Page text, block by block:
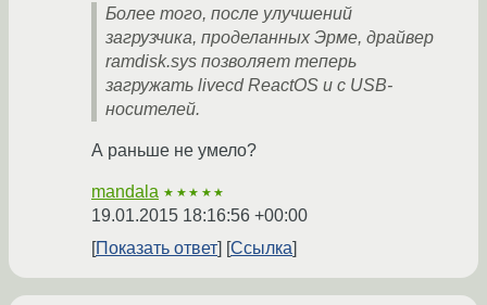
Более того, после улучшений
загрузчика, проделанных Эрме, драйвер
ramdisk.sys позволяет теперь
загружать livecd ReactOS и c USB-
носителей.
А раньше не умело?
mandala ★★★★★
19.01.2015 18:16:56 +00:00
Показать ответ
Ссылка